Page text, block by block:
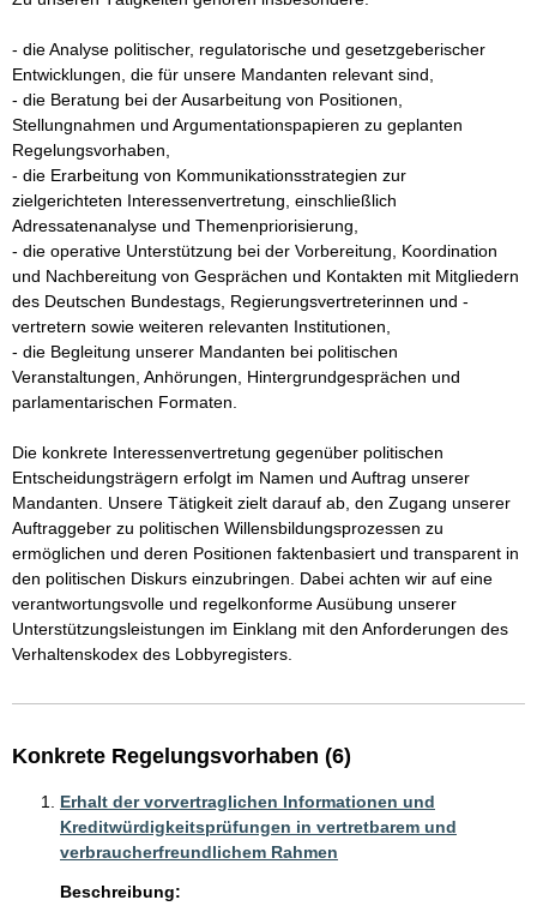
- die Analyse politischer, regulatorische und gesetzgeberischer
Entwicklungen, die für unsere Mandanten relevant sind,
- die Beratung bei der Ausarbeitung von Positionen,
Stellungnahmen und Argumentationspapieren zu geplanten
Regelungsvorhaben,
- die Erarbeitung von Kommunikationsstrategien zur
zielgerichteten Interessenvertretung, einschließlich
Adressatenanalyse und Themenpriorisierung,
- die operative Unterstützung bei der Vorbereitung, Koordination
und Nachbereitung von Gesprächen und Kontakten mit Mitgliedern
des Deutschen Bundestags, Regierungsvertreterinnen und -
vertretern sowie weiteren relevanten Institutionen,
- die Begleitung unserer Mandanten bei politischen
Veranstaltungen, Anhörungen, Hintergrundgesprächen und
parlamentarischen Formaten.
Die konkrete Interessenvertretung gegenüber politischen
Entscheidungsträgern erfolgt im Namen und Auftrag unserer
Mandanten. Unsere Tätigkeit zielt darauf ab, den Zugang unserer
Auftraggeber zu politischen Willensbildungsprozessen zu
ermöglichen und deren Positionen faktenbasiert und transparent in
den politischen Diskurs einzubringen. Dabei achten wir auf eine
verantwortungsvolle und regelkonforme Ausübung unserer
Unterstützungsleistungen im Einklang mit den Anforderungen des
Verhaltenskodex des Lobbyregisters.
Konkrete Regelungsvorhaben (6)
Erhalt der vorvertraglichen Informationen und
Kreditwürdigkeitsprüfungen in vertretbarem und
verbraucherfreundlichem Rahmen
Beschreibung: